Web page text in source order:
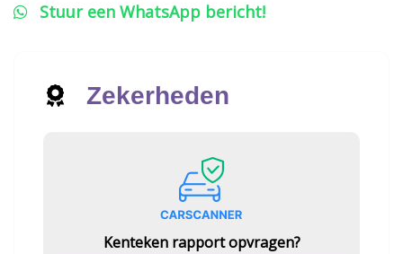
Stuur een WhatsApp bericht!
Zekerheden
Kenteken rapport opvragen?